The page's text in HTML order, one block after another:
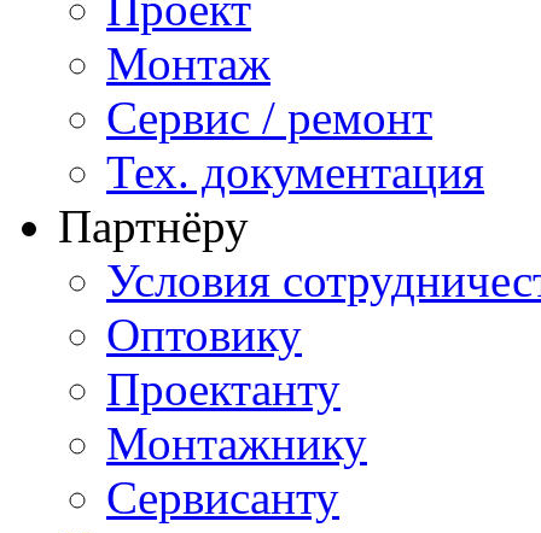
Монтаж
Сервис / ремонт
Тех. документация
Партнёру
Условия
Оптовику
Проектанту
Монтажнику
Сервисанту